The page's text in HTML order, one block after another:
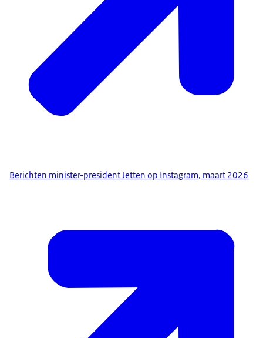
Berichten minister-president Jetten op Instagram, maart 2026